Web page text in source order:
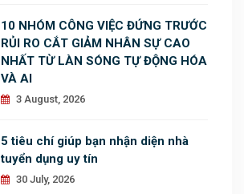
10 NHÓM CÔNG VIỆC ĐỨNG TRƯỚC
RỦI RO CẮT GIẢM NHÂN SỰ CAO
NHẤT TỪ LÀN SÓNG TỰ ĐỘNG HÓA
VÀ AI
3 August, 2026
5 tiêu chí giúp bạn nhận diện nhà
tuyển dụng uy tín
30 July, 2026